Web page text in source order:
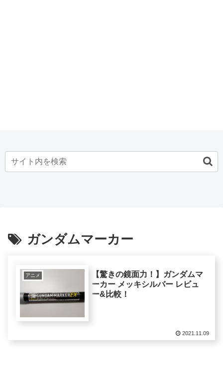
ガンダムマーカー
アニメ
【驚きの鏡面力！】ガンダムマ
ーカー メッキシルバー レビュ
ー&比較！
2021.11.09